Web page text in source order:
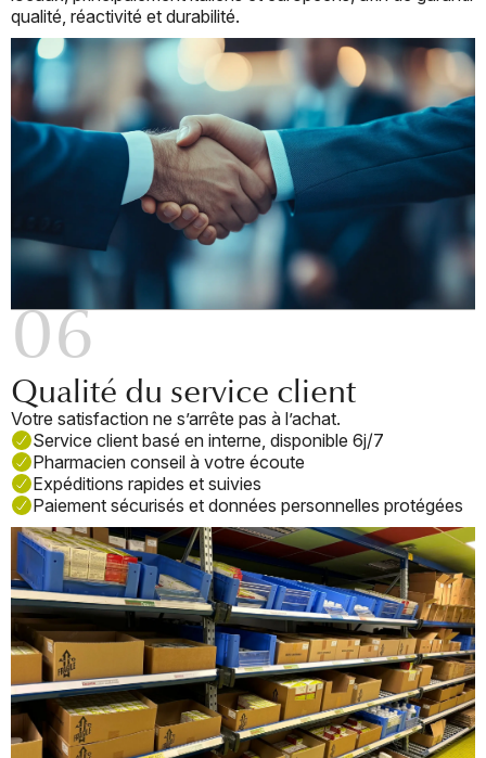
qualité, réactivité et durabilité.
06
Qualité du service client
Votre satisfaction ne s’arrête pas à l’achat.
Service client basé en interne, disponible 6j/7
Pharmacien conseil à votre écoute
Expéditions rapides et suivies
Paiement sécurisés et données personnelles protégées
Se Connecter ×
Vous devez être connecté pour enregistrer des produits
dans votre liste de souhaits.